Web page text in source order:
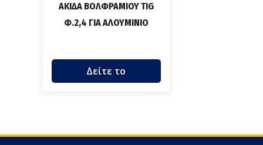
ΑΚΙΔΑ ΒΟΛΦΡΑΜΙΟΥ TIG
Φ.2,4 ΓΙΑ ΑΛΟΥΜΙΝΙΟ
Δείτε το